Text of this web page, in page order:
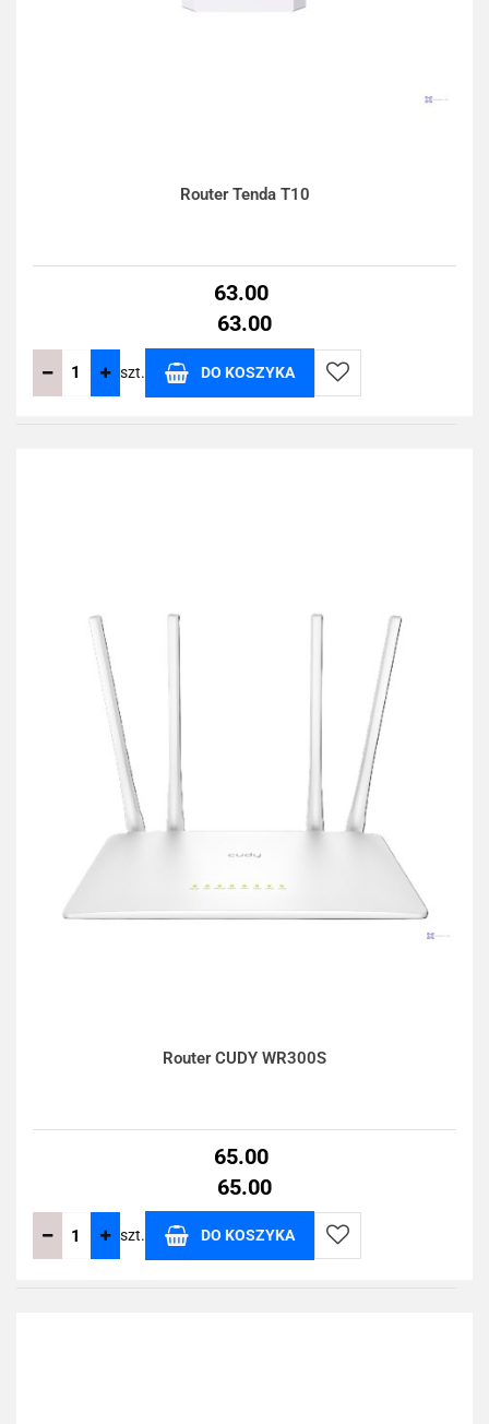
Router Tenda T10
63.00
63.00
szt. DO KOSZYKA
Do
Router CUDY WR300S
65.00
65.00
szt. DO KOSZYKA
Do